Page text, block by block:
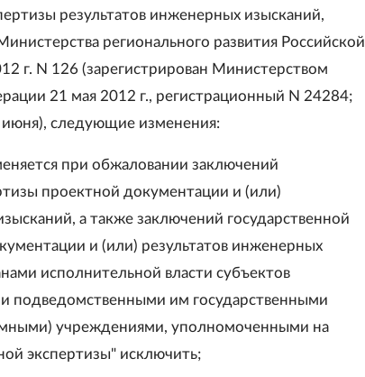
результатов инженерных изысканий,
регионального развития Российской
г. N 126 (зарегистрирован Министерством
21 мая 2012 г., регистрационный N 24284;
июня), следующие изменения:
при обжаловании заключений
проектной документации и (или)
а также заключений государственной
и (или) результатов инженерных
исполнительной власти субъектов
подведомственными им государственными
учреждениями, уполномоченными на
экспертизы" исключить;